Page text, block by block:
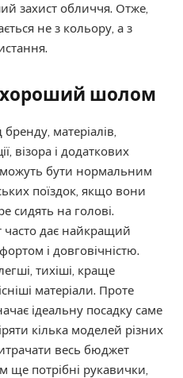
захист обличчя. Отже,
не з кольору, а з
хороший шолом
матеріалів,
візора і додаткових
можуть бути нормальним
поїздок, якщо вони
сидять на голові.
часто дає найкращий
і довговічністю.
тихіші, краще
матеріали. Проте
ідеальну посадку саме
кілька моделей різних
весь бюджет
потрібні рукавички,